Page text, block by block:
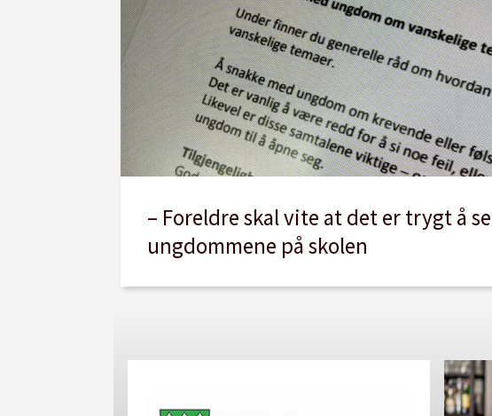
– Foreldre skal vite at det er trygt å
ungdommene på skolen